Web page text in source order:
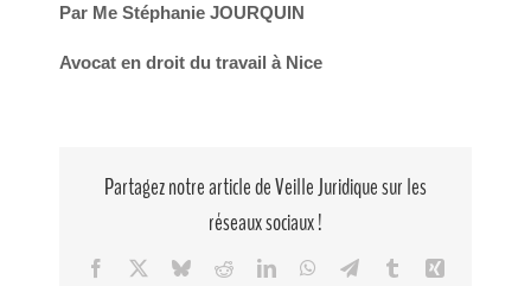
Par Me Stéphanie JOURQUIN
Avocat en droit du travail à Nice
Partagez notre article de Veille Juridique sur les
réseaux sociaux !
Facebook BlueskyRedditLinkedInWhatsApp
TelegramTumblr